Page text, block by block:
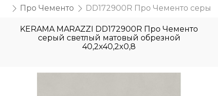
Про Чементо DD172900R Про Чементо
KERAMA MARAZZI DD172900R Про Чементо
серый светлый матовый обрезной
40,2x40,2x0,8